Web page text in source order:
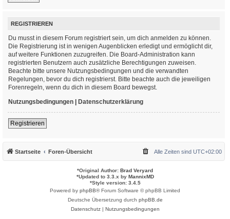
REGISTRIEREN
Du musst in diesem Forum registriert sein, um dich anmelden zu können.
Die Registrierung ist in wenigen Augenblicken erledigt und ermöglicht dir,
auf weitere Funktionen zuzugreifen. Die Board-Administration kann
registrierten Benutzern auch zusätzliche Berechtigungen zuweisen.
Beachte bitte unsere Nutzungsbedingungen und die verwandten
Regelungen, bevor du dich registrierst. Bitte beachte auch die jeweiligen
Forenregeln, wenn du dich in diesem Board bewegst.
Nutzungsbedingungen | Datenschutzerklärung
Registrieren
Startseite Foren-Übersicht Alle Zeiten sind UTC+02:00
*Original Author: Brad Veryard
*Updated to 3.3.x by MannixMD
*Style version: 3.4.5
Powered by phpBB® Forum Software © phpBB Limited
Deutsche Übersetzung durch phpBB.de
Datenschutz| Nutzungsbedingungen